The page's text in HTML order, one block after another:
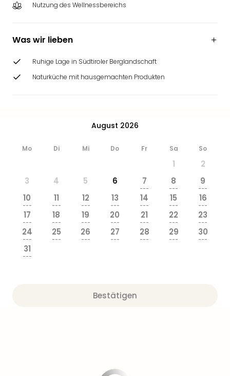
Nutzung des Wellnessbereichs
Was wir lieben
Ruhige Lage in Südtiroler Berglandschaft
Naturküche mit hausgemachten Produkten
August 2026
Mo Di Mi Do Fr Sa So
1
2
3
4 5 6 7
---
8
---
9
---
10
---
11
---
12
---
13
---
14
---
15
---
16
---
17
---
18
---
19
---
20
---
21
---
22
---
23
---
24
---
25
---
26
---
27
---
28
---
29
---
30
---
31
---
Bestätigen